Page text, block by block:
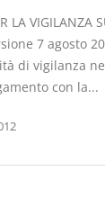
LA VIGILANZA
7 agosto
di vigilanza
con la...
Uso e